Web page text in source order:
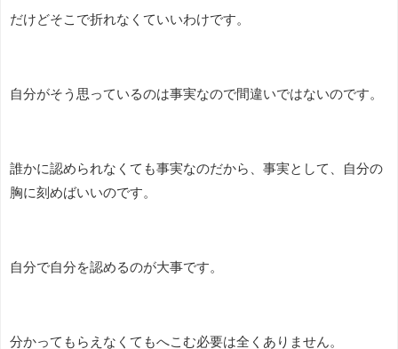
だけどそこで折れなくていいわけです。
自分がそう思っているのは事実なので間違いではないのです。
誰かに認められなくても事実なのだから、事実として、自分の
胸に刻めばいいのです。
自分で自分を認めるのが大事です。
分かってもらえなくてもへこむ必要は全くありません。